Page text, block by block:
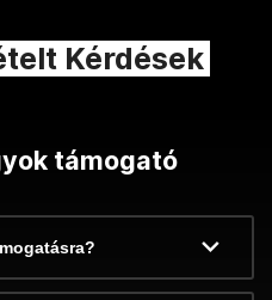
Kérdések
támogató